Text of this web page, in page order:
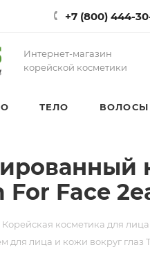
+7 (800) 444-
Интернет-магазин
корейской косметики
ТЕЛО ВОЛОСЫ
For Face
Корейская косметика для лица
лица и кожи вокруг глаз